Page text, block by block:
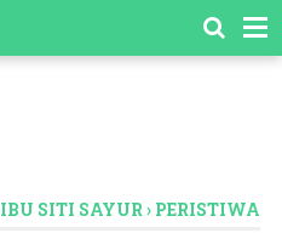
IBU SITI SAYUR› PERISTIWA